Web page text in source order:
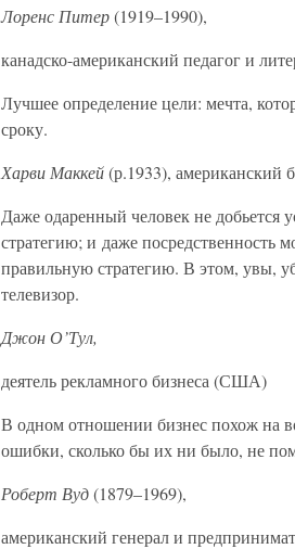
Лоренс Питер(1919–1990),
канадско-американский педагог и
Лучшее определение цели: мечта,
сроку.
Харви Маккей(р.1933), американский
Даже одаренный человек не добьется
стратегию; и даже посредственность
правильную стратегию. В этом, увы,
телевизор.
Джон О’Тул,
деятель рекламного бизнеса (США)
В одном отношении бизнес похож на
ошибки, сколько бы их ни было, не
Роберт Вуд(1879–1969),
американский генерал и